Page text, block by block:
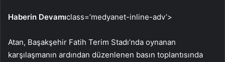
Haberin Devamıclass=’medyanet-inline-adv’>
Atan, Başakşehir Fatih Terim Stadı’nda oynanan
karşılaşmanın ardından düzenlenen basın toplantısında